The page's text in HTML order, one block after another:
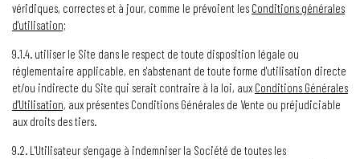
véridiques, correctes et à jour, comme le prévoient les Conditions générales
d'utilisation;
9.1.4. utiliser le Site dans le respect de toute disposition légale ou
réglementaire applicable, en s'abstenant de toute forme d'utilisation directe
et/ou indirecte du Site qui serait contraire à la loi, aux Conditions Générales
d'Utilisation, aux présentes Conditions Générales de Vente ou préjudiciable
aux droits des tiers.
9.2. L'Utilisateur s'engage à indemniser la Société de toutes les